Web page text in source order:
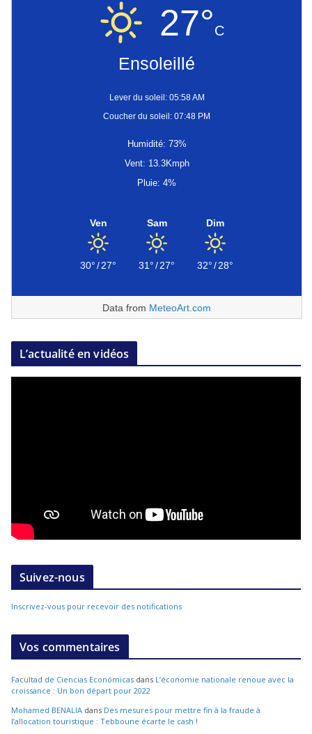
27°C
Ensoleillé
Lever du soleil: 05:58 AM
Coucher du soleil: 07:48 PM
Humidité: 73%
Vent: 13.3Kmph
Pluie: 4%
Ven
30°/27°
Sam
31°/27°
Dim
32°/28°
Data from MeteoArt.com
L’actualité en vidéos
Suivez-nous
Inscrivez-vous pour recevoir des notifications
Vos commentaires
Facultad de Ciencias Económicas dans L’économie nationale renoue avec la
croissance : Un bon départ pour 2022
Mohamed BENALIA dans Des mesures pour mettre fin à la fraude à
l’allocation touristique : Tebboune écarte le cash !